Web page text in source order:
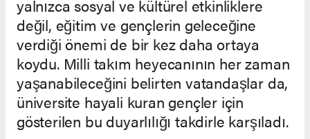
yalnızca sosyal ve kültürel etkinliklere
değil, eğitim ve gençlerin geleceğine
verdiği önemi de bir kez daha ortaya
koydu. Milli takım heyecanının her zaman
yaşanabileceğini belirten vatandaşlar da,
üniversite hayali kuran gençler için
gösterilen bu duyarlılığı takdirle karşıladı.